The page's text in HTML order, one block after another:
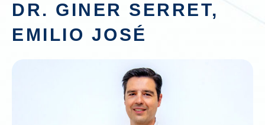
DR. GINER SERRET,
EMILIO JOSÉ